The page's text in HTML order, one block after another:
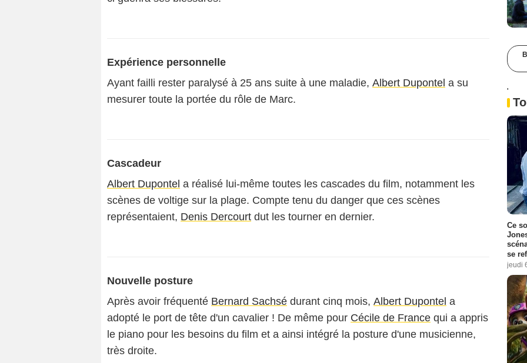
Expérience personnelle
Ayant failli rester paralysé à 25 ans suite à une maladie, Albert Dupontel a su
mesurer toute la portée du rôle de Marc.
Cascadeur
Albert Dupontel a réalisé lui-même toutes les cascades du film, notamment les
scènes de voltige sur la plage. Compte tenu du danger que ces scènes
représentaient, Denis Dercourt dut les tourner en dernier.
Nouvelle posture
Après avoir fréquenté Bernard Sachsé durant cinq mois, Albert Dupontel a
adopté le port de tête d'un cavalier ! De même pour Cécile de France qui a appris
le piano pour les besoins du film et a ainsi intégré la posture d'une musicienne,
très droite.
'
Ce
se
jeudi